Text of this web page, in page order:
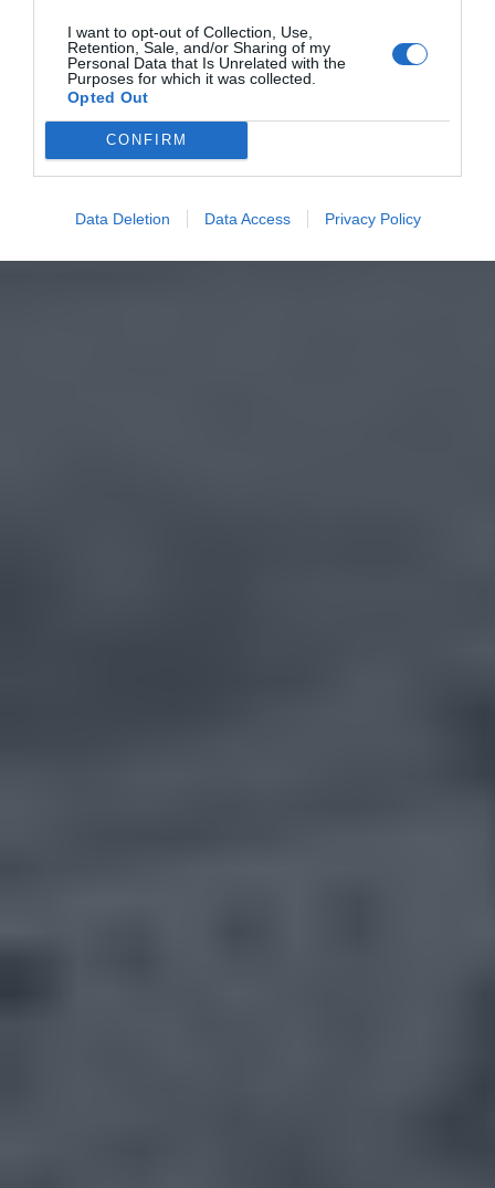
I want to opt-out of Collection, Use,
Retention, Sale, and/or Sharing of my
Personal Data that Is Unrelated with the
Purposes for which it was collected.
Opted Out
CONFIRM
Data Deletion Data Access Privacy Policy